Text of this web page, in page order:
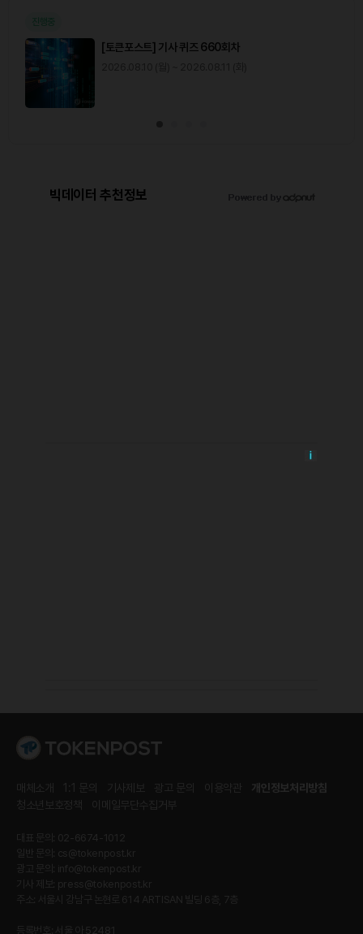
진행중
[토큰포스트] 기사 퀴즈 660회차
빅데이터 추천정보
매체소개 기사제보 광고 문의 이용약관
개인정보처리방침
청소년보호정책
이메일무단수집거부
대표 문의: 02-6674-1012
일반 문의: cs@tokenpost.kr
광고 문의:
info@tokenpost.kr
기사 제보: press@tokenpost.kr
주소: 서울시 강남구 논현로 614 ARTISAN 빌딩 6층, 7층
등록번호: 서울 아 52481